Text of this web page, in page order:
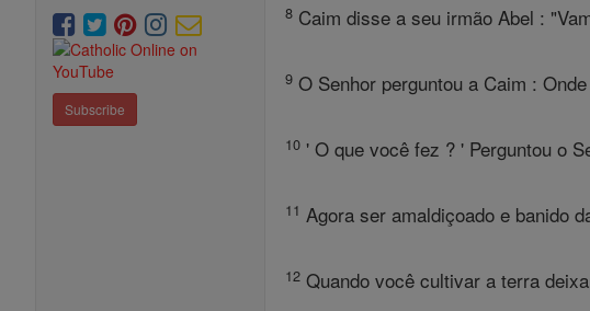
Subscribe
8 Caim disse a seu irmão Abel :
9 O Senhor perguntou a Caim :
10 ' O que você fez ? ' Perguntou o
11 Agora ser amaldiçoado e banido
12 Quando você cultivar a terra